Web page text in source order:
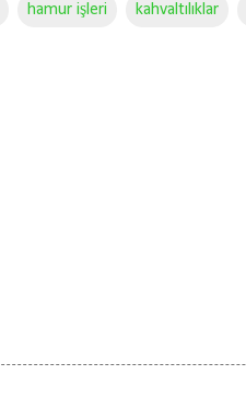
hamur işleri kahvaltılıklar